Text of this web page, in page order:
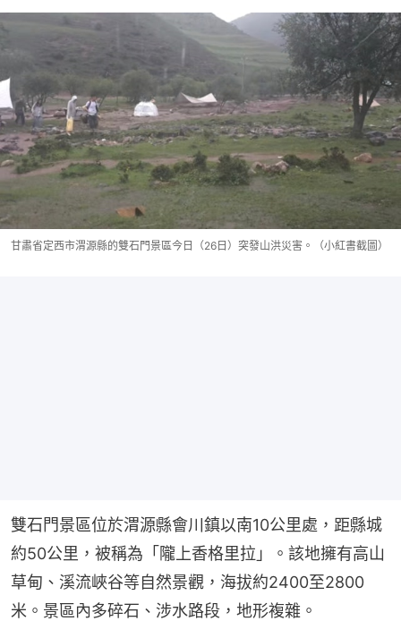
甘肅省定西市渭源縣的雙石門景區今日（26日）突發山洪災害。（小紅書截圖）
雙石門景區位於渭源縣會川鎮以南10公里處，距縣城
約50公里，被稱為「隴上香格里拉」。該地擁有高山
草甸、溪流峽谷等自然景觀，海拔約2400至2800
米。景區內多碎石、涉水路段，地形複雜。